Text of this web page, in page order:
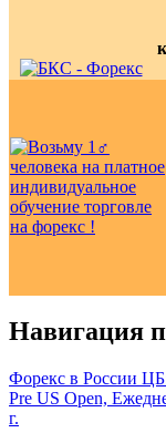
Навигация
Форекс в России
Pre US Open,
г.